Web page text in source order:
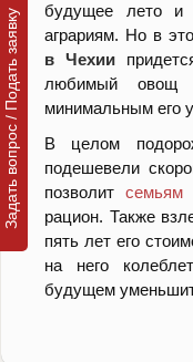
будущее лето и
аграриям. Но в
в Чехии
любимый овощ
минимальным его
В целом
подешевели
позволит семьям
рацион. Также
пять лет его
на него
будущем
Задать вопрос / Подать заявку